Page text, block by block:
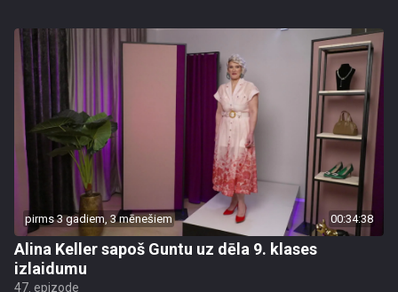
pirms 3 gadiem, 3 mēnešiem 00:34:38
Alina Keller sapoš Guntu uz dēla 9. klases
izlaidumu
47. epizode